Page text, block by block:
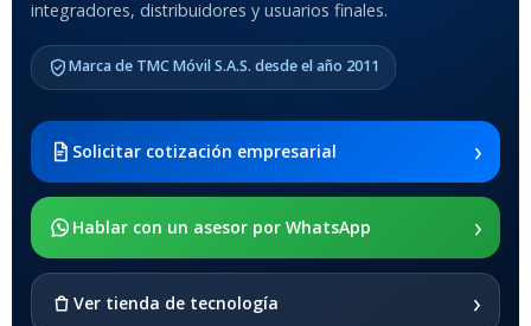
MODELO DE TABLETS
COMPATIBLES
2021 SM-x200 / Samsung
Galaxy Tab A8 10.5 2021 SM-
x205
SOPORTE DE APOYO
integradores, distribuidores y usuarios finales.
Marca de TMC Móvil S.A.S. desde el año 2011
Solicitar cotización empresarial ›
Hablar con un asesor por WhatsApp ›
Ver tienda de tecnología ›